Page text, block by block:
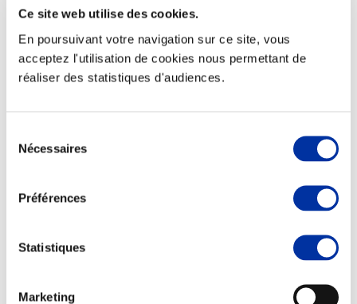
Ce site web utilise des cookies.
En poursuivant votre navigation sur ce site, vous
acceptez l'utilisation de cookies nous permettant de
réaliser des statistiques d'audiences.
Nécessaires
Préférences
Statistiques
Marketing
Elevage
Alimentation de qualité, raisonnée et durable